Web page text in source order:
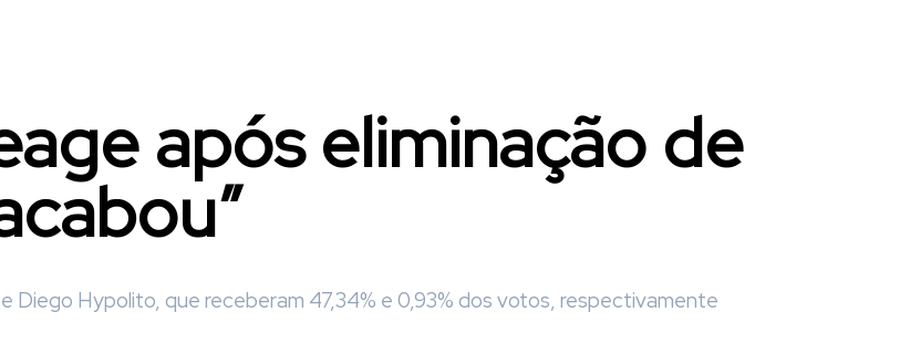
após eliminação de
Diego Hypolito, que receberam 47,34% e 0,93% dos votos, respectivamente